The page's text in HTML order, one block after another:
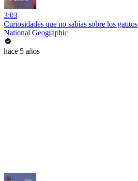
3:03
Curiosidades que no sabías sobre los gatitos
National Geographic
hace 5 años